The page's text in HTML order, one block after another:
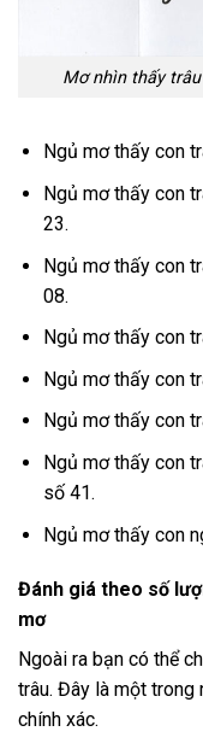
Mơ nhìn thấy
Ngủ mơ thấy con
Ngủ mơ thấy con
23.
Ngủ mơ thấy con
08.
Ngủ mơ thấy con
Ngủ mơ thấy con
Ngủ mơ thấy con
Ngủ mơ thấy con
số 41.
Ngủ mơ thấy con
Đánh giá theo số
mơ
Ngoài ra bạn có thể
trâu. Đây là một trong
chính xác.